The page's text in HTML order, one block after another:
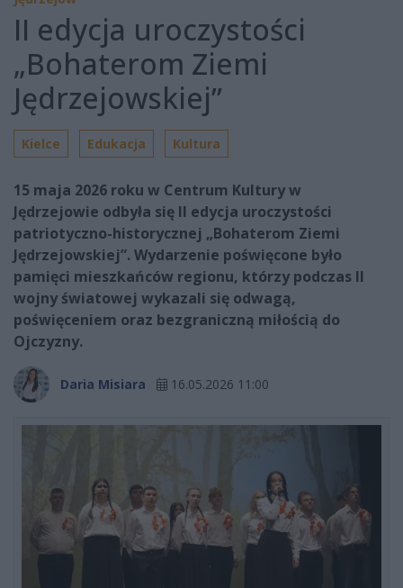
II edycja uroczystości
„Bohaterom Ziemi
Jędrzejowskiej”
Kielce Edukacja Kultura
15 maja 2026 roku w Centrum Kultury w
Jędrzejowie odbyła się II edycja uroczystości
patriotyczno-historycznej „Bohaterom Ziemi
Jędrzejowskiej”. Wydarzenie poświęcone było
pamięci mieszkańców regionu, którzy podczas II
wojny światowej wykazali się odwagą,
poświęceniem oraz bezgraniczną miłością do
Ojczyzny.
Daria Misiara 16.05.2026 11:00